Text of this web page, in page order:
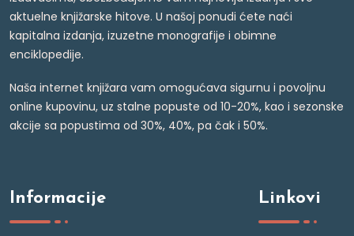
aktuelne knjižarske hitove. U našoj ponudi ćete naći
kapitalna izdanja, izuzetne monografije i obimne
enciklopedije.
Naša internet knjižara vam omogućava sigurnu i povoljnu
online kupovinu, uz stalne popuste od 10-20%, kao i sezonske
akcije sa popustima od 30%, 40%, pa čak i 50%.
Informacije Linkovi